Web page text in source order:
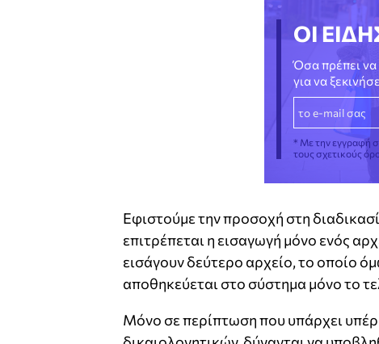
ΟΙ
Όσα πρέπει να
για να
* Με την εγγραφή
τους σχετικούς
Εφιστούμε την προσοχή στη
επιτρέπεται η εισαγωγή μόνο ενός
εισάγουν δεύτερο αρχείο, το οποίο
αποθηκεύεται στο σύστημα μόνο το
Μόνο σε περίπτωση που υπάρχει